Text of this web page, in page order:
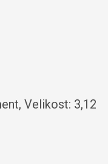
Velikost: 3,12